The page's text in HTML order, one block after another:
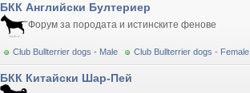
БКК Английски Бултериер
Форум за породата и истинските фенове
Club Bullterrier dogs - Male Club Bullterrier dogs - Female
БКК Китайски Шар-Пей